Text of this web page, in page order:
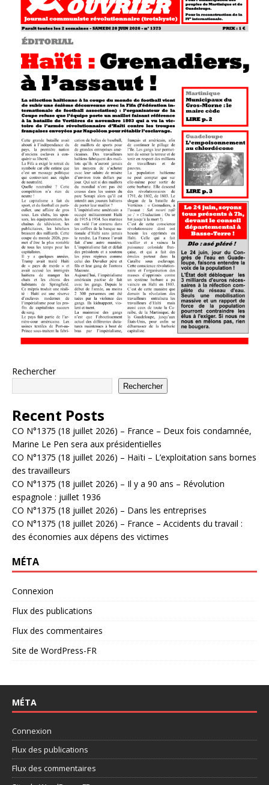
Rechercher
Rechercher
Recent Posts
CO N°1375 (18 juillet 2026) – France – Deux fois condamnée,
Marine Le Pen sera aux présidentielles
CO N°1375 (18 juillet 2026) – Haïti – L’exploitation sans bornes
des travailleurs
CO N°1375 (18 juillet 2026) – Il y a 90 ans – Révolution
espagnole : juillet 1936
CO N°1375 (18 juillet 2026) – Dans les entreprises
CO N°1375 (18 juillet 2026) – France – Accidents du travail :
des économies aux dépens des victimes
MÉTA
Connexion
Flux des publications
Flux des commentaires
Site de WordPress-FR
MÉTA
Connexion
Flux des publications
Flux des commentaires